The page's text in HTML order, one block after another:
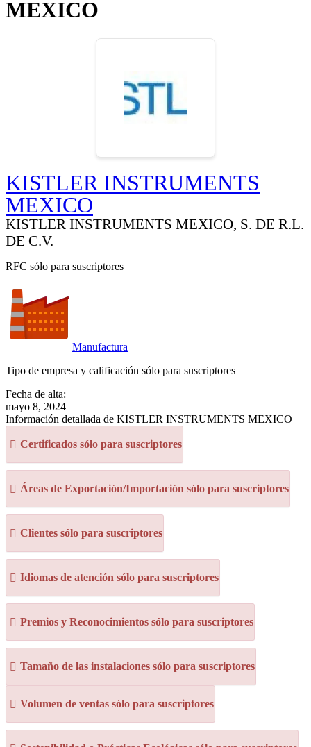
MEXICO
KISTLER INSTRUMENTS
MEXICO
KISTLER INSTRUMENTS MEXICO, S. DE R.L.
DE C.V.
RFC sólo para suscriptores
Manufactura
Tipo de empresa y calificación sólo para suscriptores
Fecha de alta:
mayo 8, 2024
Información detallada de KISTLER INSTRUMENTS MEXICO
Certificados sólo para suscriptores
Áreas de Exportación/Importación sólo para suscriptores
Clientes sólo para suscriptores
Idiomas de atención sólo para suscriptores
Premios y Reconocimientos sólo para suscriptores
Tamaño de las instalaciones sólo para suscriptores
Volumen de ventas sólo para suscriptores